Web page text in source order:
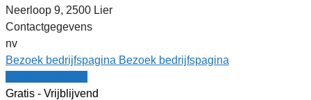
Neerloop 9, 2500 Lier
Contactgegevens
nv
Bezoek bedrijfspagina Bezoek bedrijfspagina
Gratis - Vrijblijvend